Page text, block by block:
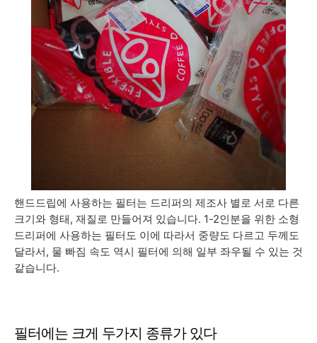
핸드드립에 사용하는 필터는 드리퍼의 제조사 별로 서로 다른
크기와 형태, 재질로 만들어져 있습니다. 1-2인분을 위한 소형
드리퍼에 사용하는 필터도 이에 따라서 중량도 다르고 두께도
달라서, 물 빠짐 속도 역시 필터에 의해 일부 좌우될 수 있는 것
같습니다.
필터에는 크게 두가지 종류가 있다